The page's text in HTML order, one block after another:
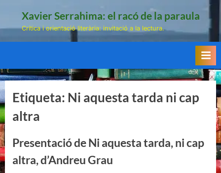
Xavier Serrahima: el racó de la paraula
Crítica i orientació literària: invitació a la lectura.
Etiqueta: Ni aquesta tarda ni cap
altra
Presentació de Ni aquesta tarda, ni cap
altra, d’Andreu Grau